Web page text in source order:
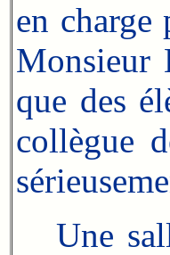
en charge
Monsieur
que des
collègue
Une